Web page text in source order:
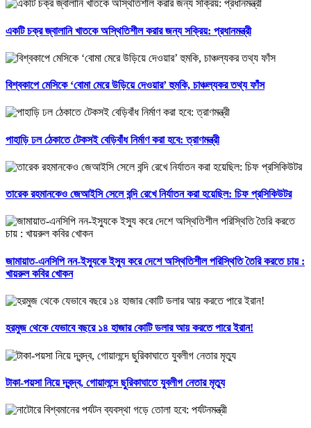
একটি চক্র জ্বালানি খাতকে অস্থিতিশীল করার জন্য সক্রিয়: প্রধানমন্ত্রী
বিশ্বকাপে মেসিকে ‘বোমা মেরে উড়িয়ে দেওয়ার’ হুমকি, চাঞ্চল্যকর তথ্য ফাঁস
পাহাড়ি ঢল ঠেকাতে টেকসই বেড়িবাঁধ নির্মাণ করা হবে: ত্রাণমন্ত্রী
তারেক রহমানকেও জেআইসি সেলে বন্দি রেখে নির্যাতন করা হয়েছিল: চিফ প্রসিকিউটর
জামায়াত-এনসিপি নন-ইস্যুকে ইস্যু করে দেশে অস্থিতিশীল পরিস্থিতি তৈরি করতে চায় :
খায়রুল কবির খোকন
হরমুজ থেকে যেভাবে বছরে ১৪ হাজার কোটি ডলার আয় করতে পারে ইরান!
টাকা-পয়সা নিয়ে দ্বন্দ্ব, গোয়ালন্দে ছুরিকাঘাতে যুবলীগ নেতার মৃত্যু